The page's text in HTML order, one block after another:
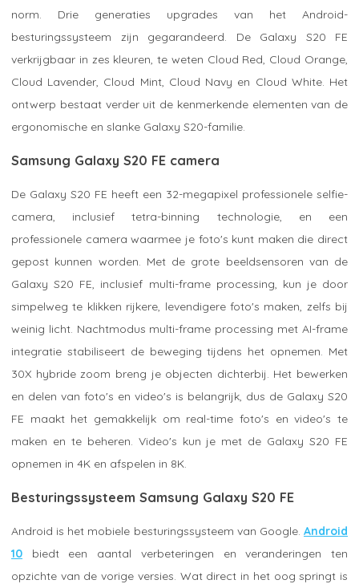
norm. Drie generaties upgrades van het Android-
besturingssysteem zijn gegarandeerd. De Galaxy S20 FE
verkrijgbaar in zes kleuren, te weten Cloud Red, Cloud Orange,
Cloud Lavender, Cloud Mint, Cloud Navy en Cloud White. Het
ontwerp bestaat verder uit de kenmerkende elementen van de
ergonomische en slanke Galaxy S20-familie.
Samsung Galaxy S20 FE camera
De Galaxy S20 FE heeft een 32-megapixel professionele selfie-
camera, inclusief tetra-binning technologie, en een
professionele camera waarmee je foto's kunt maken die direct
gepost kunnen worden. Met de grote beeldsensoren van de
Galaxy S20 FE, inclusief multi-frame processing, kun je door
simpelweg te klikken rijkere, levendigere foto's maken, zelfs bij
weinig licht. Nachtmodus multi-frame processing met AI-frame
integratie stabiliseert de beweging tijdens het opnemen. Met
30X hybride zoom breng je objecten dichterbij. Het bewerken
en delen van foto's en video's is belangrijk, dus de Galaxy S20
FE maakt het gemakkelijk om real-time foto's en video's te
maken en te beheren. Video's kun je met de Galaxy S20 FE
opnemen in 4K en afspelen in 8K.
Besturingssysteem Samsung Galaxy S20 FE
Android is het mobiele besturingssysteem van Google. Android
10 biedt een aantal verbeteringen en veranderingen ten
opzichte van de vorige versies. Wat direct in het oog springt is